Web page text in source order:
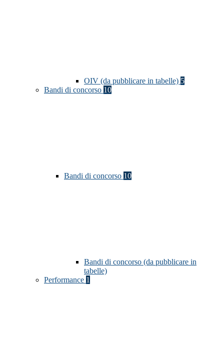
OIV (da pubblicare in tabelle) 5
Bandi di concorso 10
Bandi di concorso 10
Bandi di concorso (da pubblicare in
tabelle)
Performance 1